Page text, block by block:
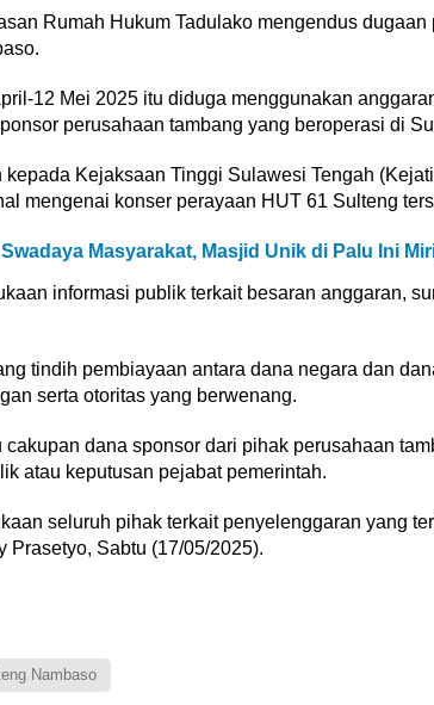
Rumah Hukum Tadulako mengendus
12 Mei 2025 itu diduga menggunakan
perusahaan tambang yang beroperasi di
Kejaksaan Tinggi Sulawesi Tengah
mengenai konser perayaan HUT 61 Sulteng
Masyarakat, Masjid Unik di Palu Ini
informasi publik terkait besaran anggaran,
tindih pembiayaan antara dana negara dan
serta otoritas yang berwenang.
dana sponsor dari pihak perusahaan
atau keputusan pejabat pemerintah.
seluruh pihak terkait penyelenggaran yang
Prasetyo, Sabtu (17/05/2025).
Nambaso